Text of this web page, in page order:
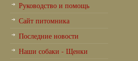
Руководство и помощь
Сайт питомника
Последние новости
Наши собаки - Щенки